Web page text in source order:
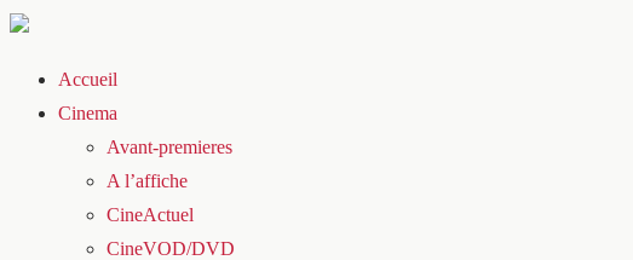
Accueil
Cinema
Avant-premieres
A l’affiche
CineActuel
CineVOD/DVD